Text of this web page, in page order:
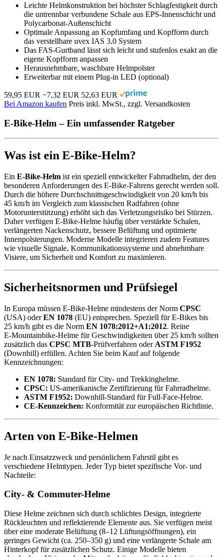
Leichte Helmkonstruktion bei höchster Schlagfestigkeit durch
die untrennbar verbundene Schale aus EPS-Innenschicht und
Polycarbonat-Außenschicht
Optimale Anpassung an Kopfumfang und Kopfform durch
das verstellbare uvex IAS 3.0 System
Das FAS-Gurtband lässt sich leicht und stufenlos exakt an die
eigene Kopfform anpassen
Herausnehmbare, waschbare Helmpolster
Erweiterbar mit einem Plug-in LED (optional)
59,95 EUR −7,32 EUR 52,63 EUR
Bei Amazon kaufen Preis inkl. MwSt., zzgl. Versandkosten
E-Bike-Helm – Ein umfassender Ratgeber
Was ist ein E-Bike-Helm?
Ein E-Bike-Helm ist ein speziell entwickelter Fahrradhelm, der den
besonderen Anforderungen des E-Bike-Fahrens gerecht werden soll.
Durch die höhere Durchschnittsgeschwindigkeit von 20 km/h bis
45 km/h im Vergleich zum klassischen Radfahren (ohne
Motorunterstützung) erhöht sich das Verletzungsrisiko bei Stürzen.
Daher verfügen E-Bike-Helme häufig über verstärkte Schalen,
verlängerten Nackenschutz, bessere Belüftung und optimierte
Innenpolsterungen. Moderne Modelle integrieren zudem Features
wie visuelle Signale, Kommunikationssysteme und abnehmbare
Visiere, um Sicherheit und Komfort zu maximieren.
Sicherheitsnormen und Prüfsiegel
In Europa müssen E-Bike-Helme mindestens der Norm CPSC
(USA) oderEN 1078 (EU) entsprechen. Speziell für E‑Bikes bis
25 km/h gibt es die Norm EN 1078:2012+A1:2012. Reine
E‑Mountainbike-Helme für Geschwindigkeiten über 25 km/h sollten
zusätzlich das CPSC MTB-Prüfverfahren oder ASTM F1952
(Downhill) erfüllen. Achten Sie beim Kauf auf folgende
Kennzeichnungen:
EN 1078: Standard für City- und Trekkinghelme.
CPSC: US-amerikanische Zertifizierung für Fahrradhelme.
ASTM F1952: Downhill-Standard für Full‑Face-Helme.
CE-Kennzeichen: Konformität zur europäischen Richtlinie.
Arten von E-Bike-Helmen
Je nach Einsatzzweck und persönlichem Fahrstil gibt es
verschiedene Helmtypen. Jeder Typ bietet spezifische Vor- und
Nachteile:
City- & Commuter-Helme
Diese Helme zeichnen sich durch schlichtes Design, integrierte
Rückleuchten und reflektierende Elemente aus. Sie verfügen meist
über eine moderate Belüftung (8–12 Lüftungsöffnungen), ein
geringes Gewicht (ca. 250–350 g) und eine verlängerte Schale am
Hinterkopf für zusätzlichen Schutz. Einige Modelle bieten